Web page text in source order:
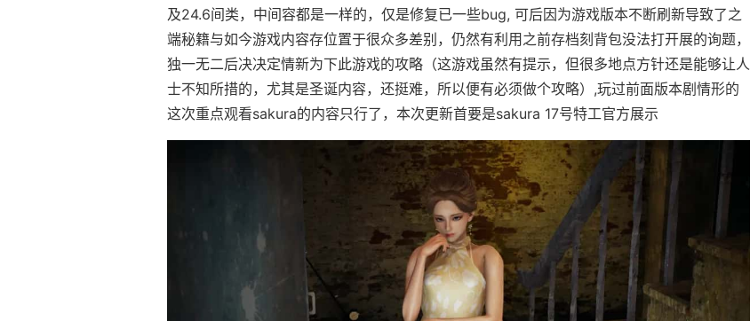
及24.6间类，中间容都是一样的，仅是修复已一些bug, 可后因为游戏版本不断刷新导致了之
端秘籍与如今游戏内容存位置于很众多差别，仍然有利用之前存档刻背包没法打开展的询题，
独一无二后决决定情新为下此游戏的攻略（这游戏虽然有提示，但很多地点方针还是能够让人
士不知所措的，尤其是圣诞内容，还挺难，所以便有必须做个攻略）,玩过前面版本剧情形的
这次重点观看sakura的内容只行了，本次更新首要是sakura 17号特工官方展示